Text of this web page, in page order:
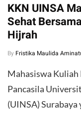
KKN UINSA
Sehat
Hijrah
By Fristika Maulida
Mahasiswa Kuliah
Pancasila
(UINSA)